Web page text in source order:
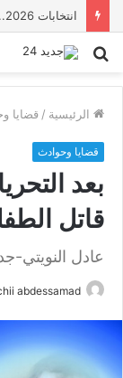
بحث
الرئيسية / قضايا
قضايا وحوادث
بعد
قاتل
عادل النويتي-
abdessamad